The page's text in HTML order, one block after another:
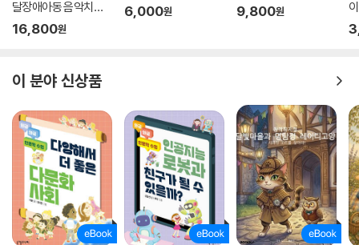
달장애아동 음악치료
프로그램
16,800원
6,000원 9,800원
이 분야 신상품